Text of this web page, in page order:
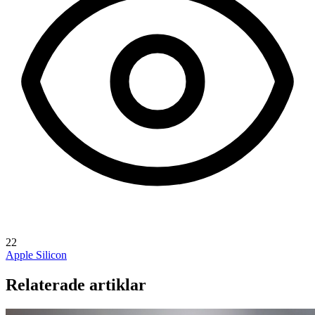
22
Apple Silicon
Relaterade artiklar